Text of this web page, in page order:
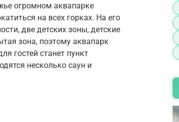
огромном аквапарке
на всех горках. На его
две детских зоны, детские
зона, поэтому аквапарк
гостей станет пункт
несколько саун и